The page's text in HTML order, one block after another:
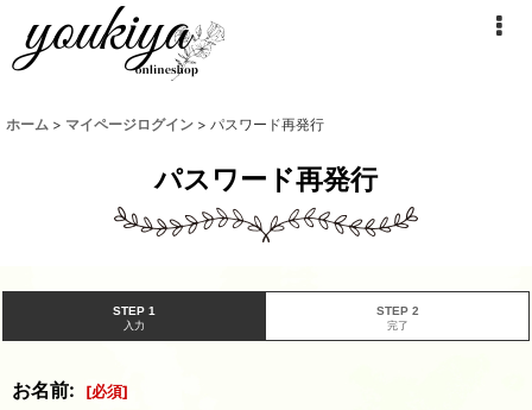
ホーム > マイページログイン > パスワード再発行
パスワード再発行
STEP 1
入力
STEP 2
完了
お名前: [必須]